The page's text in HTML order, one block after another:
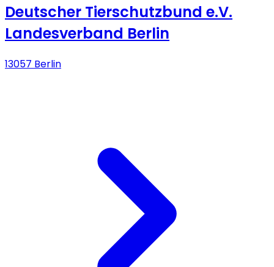
Deutscher Tierschutzbund e.V.
Landesverband Berlin
13057 Berlin